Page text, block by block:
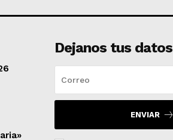
Dejanos tus datos
ENVIAR